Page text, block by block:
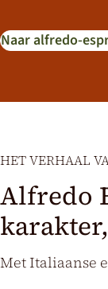
Naar alfredo-
HET VERHAAL
Alfredo
Met Italiaanse